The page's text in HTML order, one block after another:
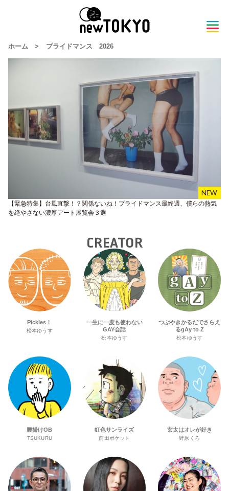
ホーム > プライドマンス 2026
【緊急特集】台風直撃！？関係ないね！プライドマンス最終週、僕らの熱気
を絶やさない濃厚アート展覧会３選
CREATOR
Pickles！
松本ゆうす
一生に一度も使わない
GAY会話
松本ゆうす
つぶやきかるだでさらえ
るgAy to Z
松本ゆうす
腰掛けOB
TSUKURU
虹色サンライズ
前田ポケット
玄太はオレが好き
野原くろ